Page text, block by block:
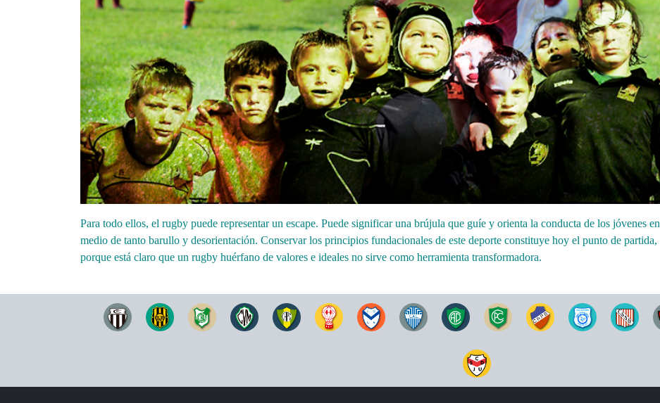
Para todo ellos, el rugby puede representar un escape. Puede significar una brújula que guíe y orienta la conducta de los jóvenes en
medio de tanto barullo y desorientación. Conservar los principios fundacionales de este deporte constituye hoy el punto de partida,
porque está claro que un rugby huérfano de valores e ideales no sirve como herramienta transformadora.